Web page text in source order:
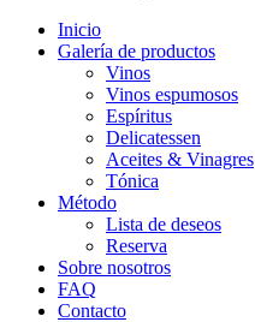
Inicio
Galería de productos
Vinos
Vinos espumosos
Espíritus
Delicatessen
Aceites & Vinagres
Tónica
Método
Lista de deseos
Reserva
Sobre nosotros
FAQ
Contacto